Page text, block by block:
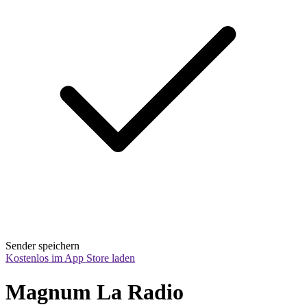
Sender speichern
Kostenlos im App Store laden
Magnum La Radio